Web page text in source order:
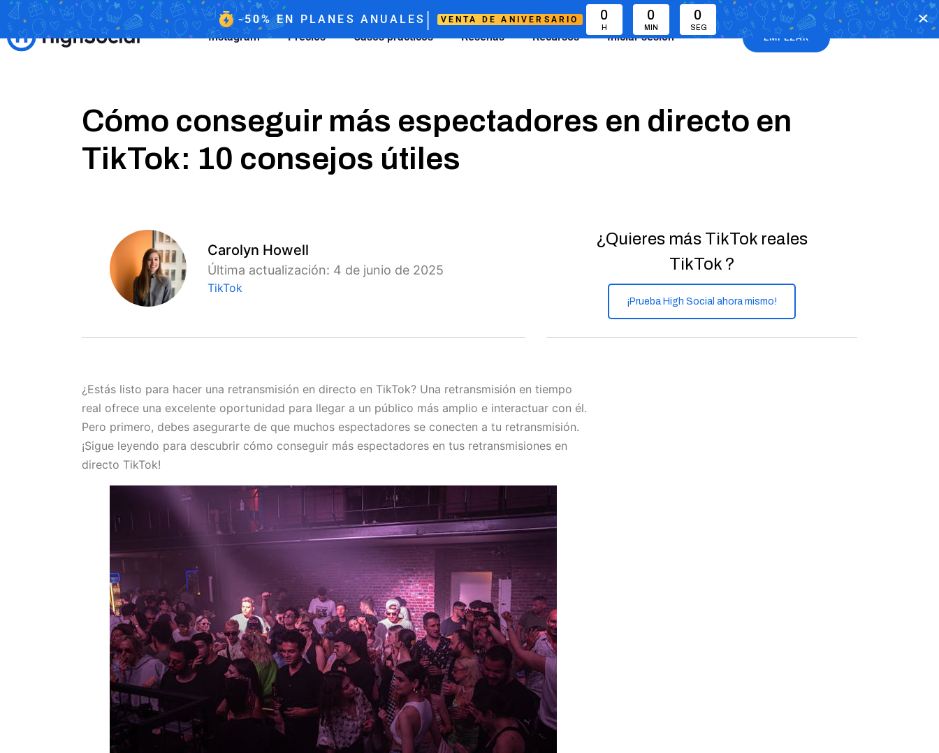
-50%EN PLANES ANUALES | VENTA DE ANIVERSARIO 0
H
0
MIN
0
SEG
Instagram Precios Casos prácticos Reseñas Recursos Iniciar sesión EMPEZAR
Cómo conseguir más espectadores en directo en
TikTok: 10 consejos útiles
Carolyn Howell
Última actualización: 4 de junio de 2025
TikTok
¿Quieres más TikTok reales
TikTok ?
¡Prueba High Social ahora mismo!
¿Estás listo para hacer una retransmisión en directo en TikTok? Una retransmisión en tiempo
real ofrece una excelente oportunidad para llegar a un público más amplio e interactuar con él.
Pero primero, debes asegurarte de que muchos espectadores se conecten a tu retransmisión.
¡Sigue leyendo para descubrir cómo conseguir más espectadores en tus retransmisiones en
directo TikTok!